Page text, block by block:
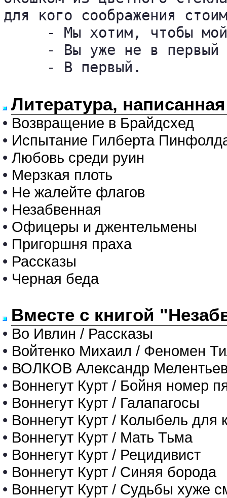
для кого соображения
- Мы хотим, чтобы
- Вы уже не в
     - В первый.
Литература,
• Возвращение в Брайдсхед
• Испытание Гилберта
• Любовь среди руин
• Мерзкая плоть
• Не жалейте флагов
• Незабвенная
• Офицеры и джентельмены
• Пригоршня праха
• Рассказы
• Черная беда
Вместе с книгой
• Во Ивлин / Рассказы
• Войтенко Михаил / Феномен
• ВОЛКОВ Александр
• Воннегут Курт / Бойня номер
• Воннегут Курт / Галапагосы
• Воннегут Курт / Колыбель для
• Воннегут Курт / Мать Тьма
• Воннегут Курт / Рецидивист
• Воннегут Курт / Синяя борода
• Воннегут Курт / Судьбы хуже